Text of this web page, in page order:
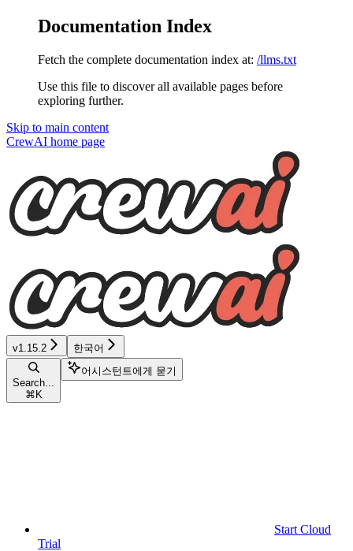
Documentation Index
Fetch the complete documentation index at: /llms.txt
Use this file to discover all available pages before
exploring further.
Skip to main content
CrewAI home page
v1.15.2 한국어
Search...
⌘ K
어시스턴트에게 묻기
Start Cloud
Trial